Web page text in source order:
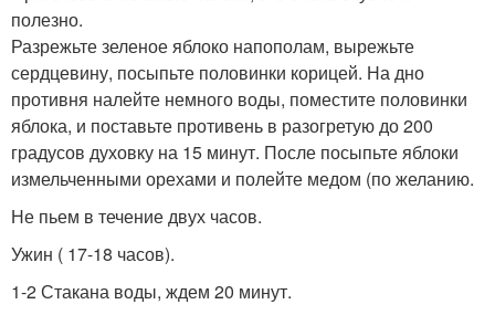
полезно.
Разрежьте зеленое яблоко напополам, вырежьте
сердцевину, посыпьте половинки корицей. На дно
противня налейте немного воды, поместите половинки
яблока, и поставьте противень в разогретую до 200
градусов духовку на 15 минут. После посыпьте яблоки
измельченными орехами и полейте медом (по желанию.
Не пьем в течение двух часов.
Ужин ( 17-18 часов).
1-2 Стакана воды, ждем 20 минут.